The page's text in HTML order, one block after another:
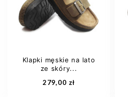
Dodaj do koszyka
Klapki męskie na lato
ze skóry...
279,00 zł